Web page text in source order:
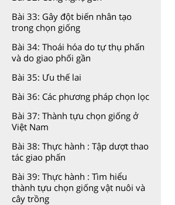
Bài 33: Gây đột biến nhân tạo
trong chọn giống
Bài 34: Thoái hóa do tự thụ phấn
và do giao phối gần
Bài 35: Ưu thế lai
Bài 36: Các phương pháp chọn lọc
Bài 37: Thành tựu chọn giống ở
Việt Nam
Bài 38: Thực hành : Tập dượt thao
tác giao phấn
Bài 39: Thực hành : Tìm hiểu
thành tựu chọn giống vật nuôi và
cây trồng
(77 tài liệu )